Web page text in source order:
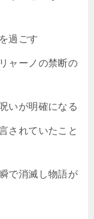
過ごす
ャーノの禁断の
いが明確になる
されていたこと
で消滅し物語が